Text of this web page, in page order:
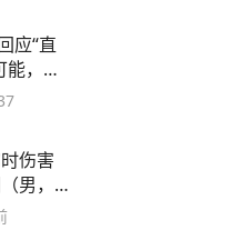
应“直
能，没
今天
伤害
男，